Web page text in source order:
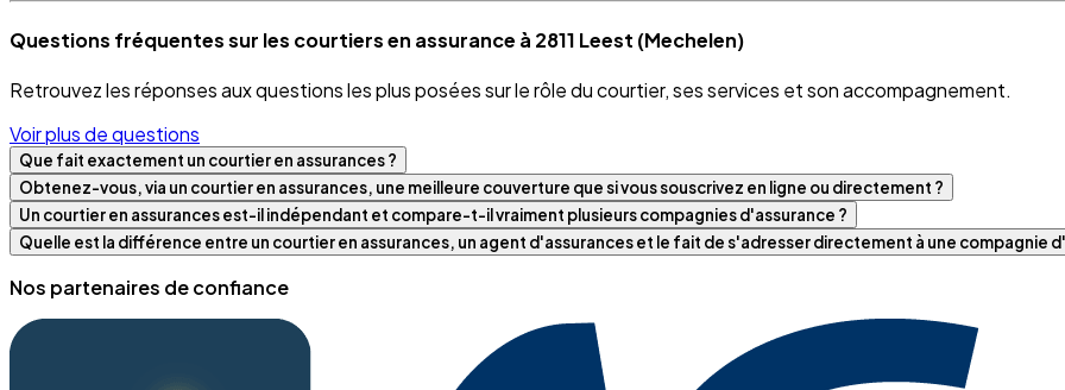
Questions fréquentes sur les courtiers en assurance à 2811 Leest (Mechelen)
Retrouvez les réponses aux questions les plus posées sur le rôle du courtier, ses services et son accompagnement.
Voir plus de questions
Que fait exactement un courtier en assurances ?
Obtenez-vous, via un courtier en assurances, une meilleure couverture que si vous souscrivez en ligne ou directement ?
Un courtier en assurances est-il indépendant et compare-t-il vraiment plusieurs compagnies d'assurance ?
Quelle est la différence entre un courtier en assurances, un agent d'assurances et le fait de s'adresser directement à une compagnie
Nos partenaires de confiance